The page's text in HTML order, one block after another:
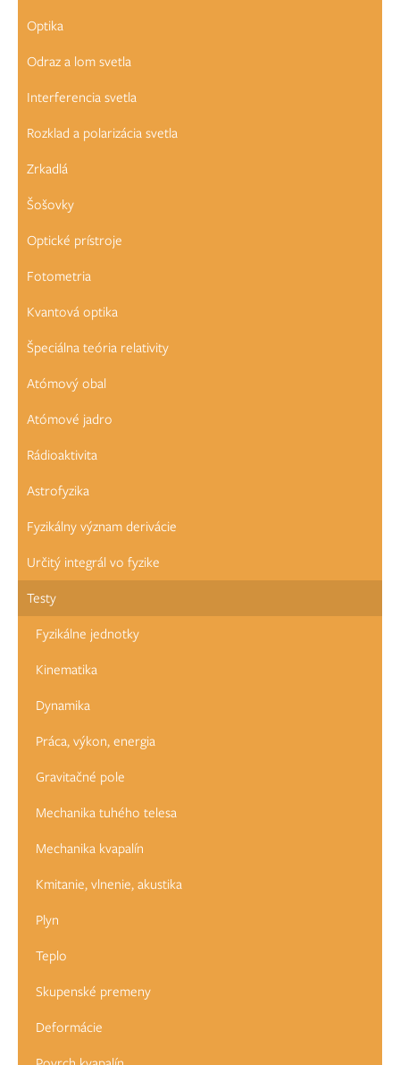
Optika
Odraz a lom svetla
Interferencia svetla
Rozklad a polarizácia svetla
Zrkadlá
Šošovky
Optické prístroje
Fotometria
Kvantová optika
Špeciálna teória relativity
Atómový obal
Atómové jadro
Rádioaktivita
Astrofyzika
Fyzikálny význam derivácie
Určitý integrál vo fyzike
Testy
Fyzikálne jednotky
Kinematika
Dynamika
Práca, výkon, energia
Gravitačné pole
Mechanika tuhého telesa
Mechanika kvapalín
Kmitanie, vlnenie, akustika
Plyn
Teplo
Skupenské premeny
Deformácie